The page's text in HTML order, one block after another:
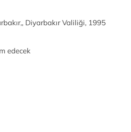
Diyarbakır Valiliği, 1995
edecek